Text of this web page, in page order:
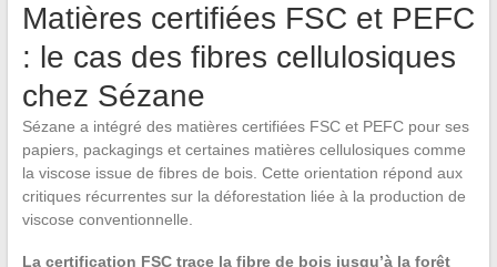
Matières certifiées FSC et PEFC
: le cas des fibres cellulosiques
chez Sézane
Sézane a intégré des matières certifiées FSC et PEFC pour ses
papiers, packagings et certaines matières cellulosiques comme
la viscose issue de fibres de bois. Cette orientation répond aux
critiques récurrentes sur la déforestation liée à la production de
viscose conventionnelle.
La certification FSC traçe la fibre de bois jusqu’à la forêt